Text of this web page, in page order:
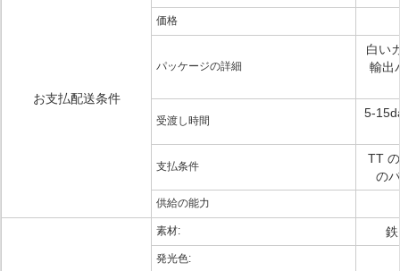
お支払配送条件
価格
パッケージの詳細
白い
輸出
受渡し時間
5-
支払条件
TT
の
供給の能力
素材:
発光色: